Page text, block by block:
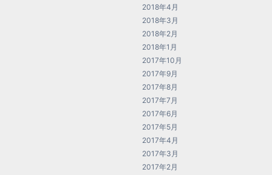
2018年4月
2018年3月
2018年2月
2018年1月
2017年10月
2017年9月
2017年8月
2017年7月
2017年6月
2017年5月
2017年4月
2017年3月
2017年2月